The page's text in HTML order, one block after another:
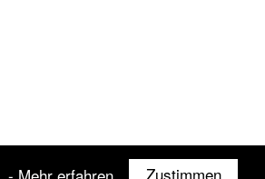
Zustimmen
- Mehr erfahren